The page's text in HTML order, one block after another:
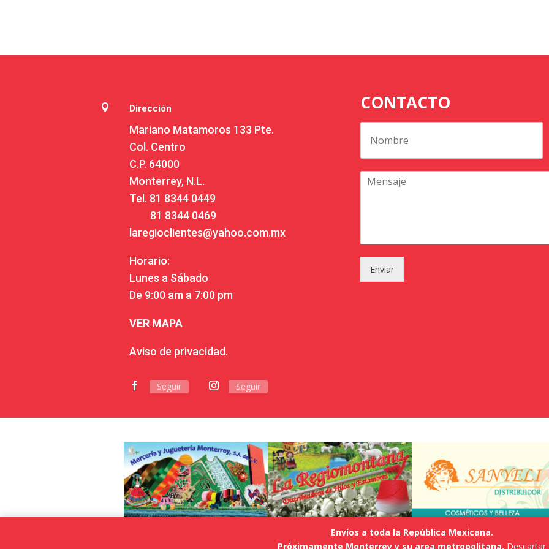
 Dirección
Mariano Matamoros 133 Pte.
Col. Centro
C.P. 64000
Monterrey, N.L.
Tel. 81 8344 0449
81 8344 0469
laregioclientes@yahoo.com.mx
Horario:
Lunes a Sábado
De 9:00 am a 7:00 pm
VER MAPA
Aviso de privacidad.
Seguir Seguir
CONTACTO
Enviar
Envíos a toda la República Mexicana.
Próximamente Monterrey y su area metropolitana. Descartar